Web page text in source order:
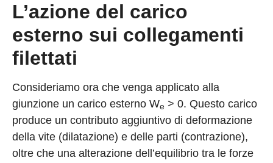
L’azione del carico
esterno sui collegamenti
filettati
Consideriamo ora che venga applicato alla
giunzione un carico esterno We > 0. Questo carico
produce un contributo aggiuntivo di deformazione
della vite (dilatazione) e delle parti (contrazione),
oltre che una alterazione dell’equilibrio tra le forze